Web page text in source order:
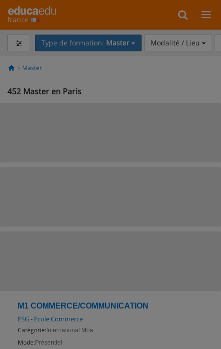
france
Type de formation: Master Modalité / Lieu
Master
452 Master en Paris
M1 COMMERCE/COMMUNICATION
ESG - Ecole Commerce
Catégorie: International Mba
Mode: Présentiel